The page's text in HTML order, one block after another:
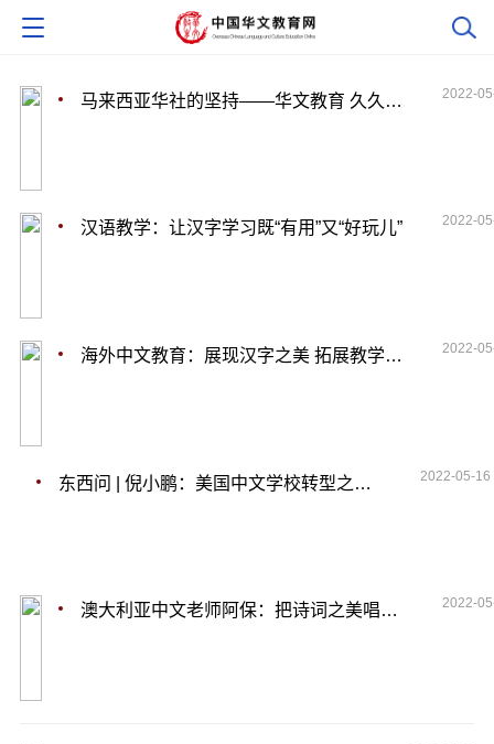
马来西亚华社的坚持——华文教育 久久为功 2022-
汉语教学：让汉字学习既“有用”又“好玩儿” 2022-
海外中文教育：展现汉字之美 拓展教学新路 2022-
东西问 | 倪小鹏：美国中文学校转型之路在何方？ 2022-05-16
澳大利亚中文老师阿保：把诗词之美唱给全世界 2022-